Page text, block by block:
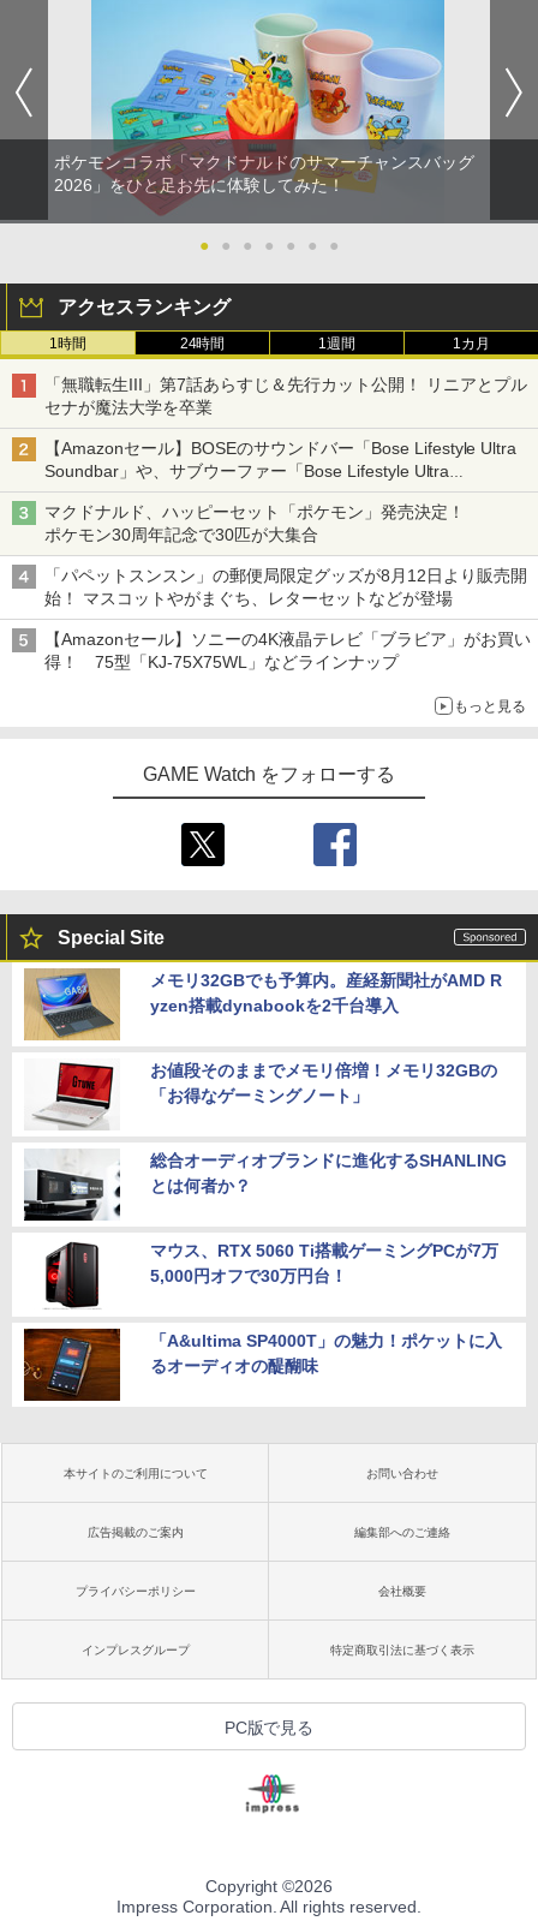
Switch2 冷却ファン Nintendo switch 2
ドック 対応 スイッチ2 NS2 ドック 放熱
ベース 冷却スタンド クーリングファン
圧送式 デュアルターボファン 自動ON/O
FF 3段階速度 静音設計 TVモード 熱対策
オーバーヒート防止 ゲーム機 周辺機器
ナノテープ付属 switch2 本体
￥2,999
ペン Switch Switch2 スイッチ スイッチ
2 タッチペン 純正 スタイラスペン Ninte
ndo ニンテンドースイッチ ニンテンド
ースイッチ2 静電式 タッチ操作 ゲームア
￥3,450
3
テーブルモード専用 ポータブルUSBハブ
スタンド 2ポート for Nintendo Switch
2
￥3,980
【特典】アナザーエデン ビギンズ Ninte
アークシステムワークス 【Switch2】デ
イヴ・ザ・ダイバー COMPLETE EDITI
【中古】【18歳以上対象】Saints Row
(セインツロウ)ソフト:プレイステーショ
ン5ソフト／アクション・ゲーム
￥410
【大容量】SILENT HILL f PS5対応 LIP1
イヤレスコントローラー SONY対応 ロワ
ジャパン アストロボット Destiny 2
￥1,780
3
STRASSE RCZ01用 コントローラーホル
ダー 左側 左右兼用 ゲームパッド PS4 P
S5 コントローラースタンド ゲームパッ
ド 収納[コックピット レースゲーム]
￥2,981
【特典】AKIBA LOST PS5版(【初回封
入特典】ゲーム内デジタルアイテム（特
典スチル画像）)
￥5,507
通常版 カプコン(20260417)
￥5,640
【中古】ドラゴンシャドウスペル
￥350
【中古】ハッピープライスセレクション
ルイージマンション2
￥382
【中古】おどるメイドインワリオ - Wii
￥509
NewスーパーマリオブラザーズWii ノコ
ノコエアホッケー
￥1,218
【中古】【PS4】BIOHAZARD VILLAG
君」と「サバイバルリソースパック」が
￥1,310
【中古】カーズ MovieNEX [純正ブルー
レイ＋純正ケース]
￥1,780
劇場版 鬼滅の刃 無限城編 第一章
猗窩座再来 (完全生産限定版／本編154分
＋特典178分／輸出不可/本編Blu-ray+2C
D＋特典Blu-ray)[ANZX-18501]【発売
￥11,000
3
転生したら第七王子だったので、気まま
に魔術を極めます 第2期 1《特装限定
版》 (初回限定) 【Blu-ray】
￥17,424
4
【楽天ブックス限定連動購入特典】『無
職転生3 ～異世界行ったら本気だす～』
Chapter 1 (初回生産限定版)【Blu-ray】
(描き下ろしアクリルスタンド(描き下ろ
しキャラクター：シルフィエット・グレ
イラット)) [ 内山夕実 ]
【楽天ブックス限定連動購入特典】『無
職転生3 ～異世界行ったら本気だす～』
Chapter 2 (初回生産限定版)【Blu-ray】
(描き下ろしアクリルスタンド(描き下ろ
ポケモンコラボ「マクドナルドのサマーチャンスバッグ
2026」をひと足お先に体験してみた！
● ● ● ● ● ● ●
アクセスランキング
1時間 24時間 1週間 1カ月
「無職転生III」第7話あらすじ＆先行カット公開！ リニアとプル
セナが魔法大学を卒業
【Amazonセール】BOSEのサウンドバー「Bose Lifestyle Ultra
Soundbar」や、サブウーファー「Bose Lifestyle Ultra
Subwoofer」などお買い得！
マクドナルド、ハッピーセット「ポケモン」発売決定！
ポケモン30周年記念で30匹が大集合
「パペットスンスン」の郵便局限定グッズが8月12日より販売開
始！ マスコットやがまぐち、レターセットなどが登場
【Amazonセール】ソニーの4K液晶テレビ「ブラビア」がお買い
得！ 75型「KJ-75X75WL」などラインナップ
もっと見る
GAME Watch をフォローする
Special Site
メモリ32GBでも予算内。産経新聞社がAMD R
yzen搭載dynabookを2千台導入
お値段そのままでメモリ倍増！メモリ32GBの
「お得なゲーミングノート」
総合オーディオブランドに進化するSHANLING
とは何者か？
マウス、RTX 5060 Ti搭載ゲーミングPCが7万
5,000円オフで30万円台！
「A&ultima SP4000T」の魅力！ポケットに入
るオーディオの醍醐味
本サイトのご利用について お問い合わせ
広告掲載のご案内 編集部へのご連絡
プライバシーポリシー 会社概要
インプレスグループ 特定商取引法に基づく表示
PC版で見る
Copyright ©2026
Impress Corporation. All rights reserved.